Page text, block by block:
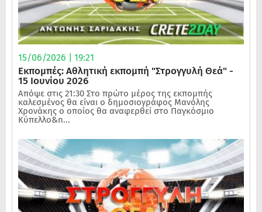
15/06/2026 | 19:21
Εκπομπές: Αθλητική εκπομπή "Στρογγυλή Θεά" -
15 Ιουνίου 2026
Απόψε στις 21:30 Στο πρώτο μέρος της εκπομπής
καλεσμένος θα είναι ο δημοσιογράφος Μανόλης
Χρονάκης ο οποίος θα αναφερθεί στο Παγκόσμιο
Κύπελλο&n...